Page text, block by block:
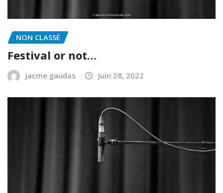
NON CLASSÉ
Festival or not…
jacme gaudas Juin 28, 2022